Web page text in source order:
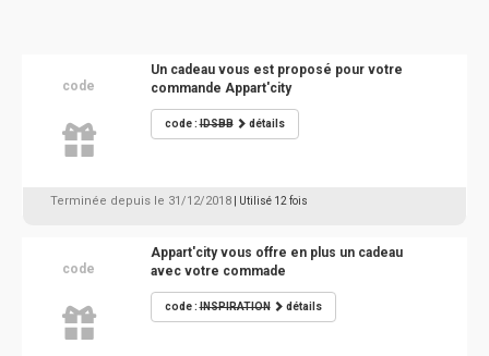
code
Un cadeau vous est proposé pour votre
commande Appart'city
code :IDSBB détails
Terminée depuis le 31/12/2018 | Utilisé 12 fois
code
Appart'city vous offre en plus un cadeau
avec votre commade
code :INSPIRATION détails